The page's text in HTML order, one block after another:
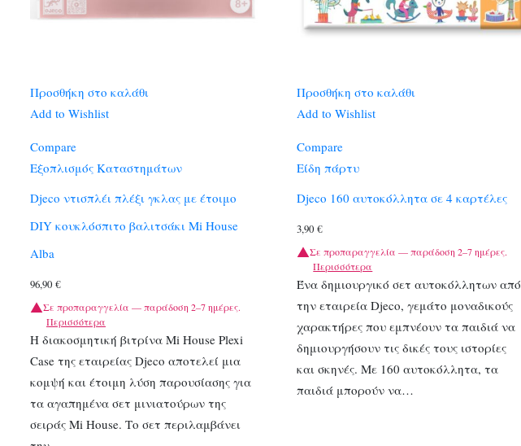
Προσθήκη στο καλάθι
Add to Wishlist
Compare
Εξοπλισμός Καταστημάτων
Djeco ντισπλέι πλέξι γκλας με έτοιμο
DIY κουκλόσπιτο βαλιτσάκι Mi House
Alba
96,90 €
Σε προπαραγγελία — παράδοση 2–7 ημέρες.
Περισσότερα
Η διακοσμητική βιτρίνα Mi House Plexi
Case της εταιρείας Djeco αποτελεί μια
κομψή και έτοιμη λύση παρουσίασης για
τα αγαπημένα σετ μινιατούρων της
σειράς Mi House. Το σετ περιλαμβάνει
Προσθήκη στο καλάθι
Add to Wishlist
Compare
Είδη πάρτυ
Djeco 160 αυτοκόλλητα σε 4 καρτέλες
3,90€
Σε προπαραγγελία — παράδοση 2–7 ημέρες.
Περισσότερα
Ένα δημιουργικό σετ αυτοκόλλητων από
την εταιρεία Djeco, γεμάτο μοναδικούς
χαρακτήρες που εμπνέουν τα παιδιά να
δημιουργήσουν τις δικές τους ιστορίες
και σκηνές. Με 160 αυτοκόλλητα, τα
παιδιά μπορούν να…